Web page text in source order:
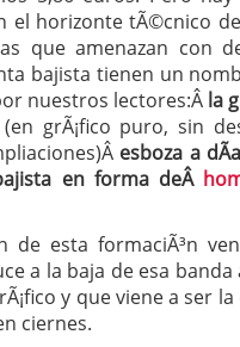
el horizonte tÃ©cnico
que amenazan con
bajista tienen un
nuestros lectores:Â la
grÃ¡fico puro, sin
esboza a
en forma deÂ
de esta formaciÃ³n
a la baja de esa
y que viene a ser
ciernes.